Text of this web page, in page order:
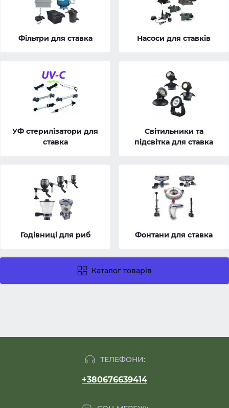
Фільтри для ставка Насоси для ставків
УФ стерилізатори для
ставка
Світильники та
підсвітка для ставка
Годівниці для риб Фонтани для ставка
Каталог товарів
ТЕЛЕФОНИ:
+380676639414